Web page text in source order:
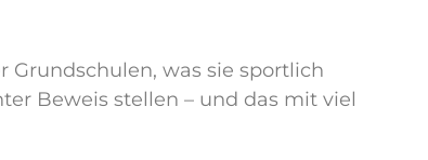
Grundschulen, was sie sportlich
Beweis stellen – und das mit viel